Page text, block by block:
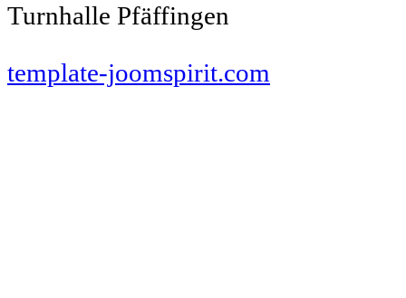
Turnhalle Pfäffingen
template-joomspirit.com